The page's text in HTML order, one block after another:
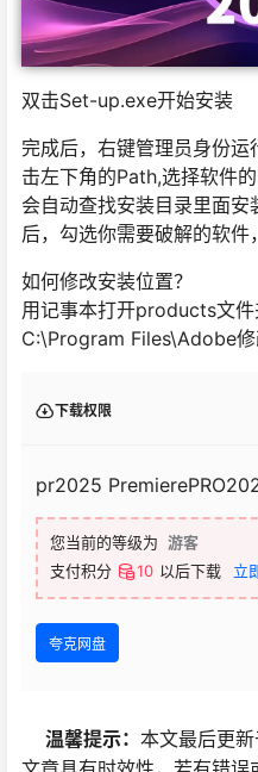
双击Set-up.exe开始安装
完成后，右键管理员身份
击左下角的Path,选择软件
会自动查找安装目录里面
后，勾选你需要破解的软
如何修改安装位置？
用记事本打开products文
C:\Program Files\Adobe
下载权限
pr2025
您当前的等级为 游客
支付积分
10 以后下载 立
夸克网盘
温馨提示： 本文最后更